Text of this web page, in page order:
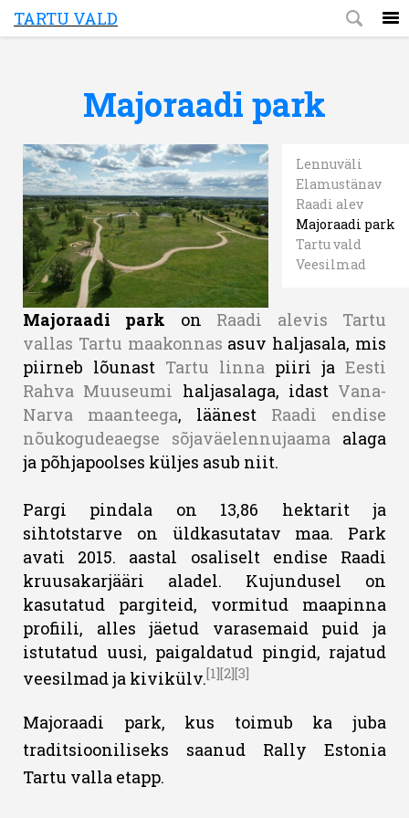
TARTU VALD
Majoraadi park
Lennuväli
Elamustänav
Raadi alev
Majoraadi park
Tartu vald
Veesilmad
Majoraadi park on Raadi alevis
Tartu
vallas Tartu maakonnas asuv haljasala, mis
piirneb lõunast Tartu linna piiri ja Eesti
Rahva Muuseumi haljasalaga, idast Vana-
Narva maanteega, läänest Raadi endise
nõukogudeaegse sõjaväelennujaama alaga
ja põhjapoolses küljes asub niit.
Pargi pindala on 13,86 hektarit ja
sihtotstarve on üldkasutatav maa. Park
avati 2015. aastal osaliselt endise Raadi
kruusakarjääri aladel. Kujundusel on
kasutatud pargiteid, vormitud maapinna
profiili, alles jäetud varasemaid puid ja
istutatud uusi, paigaldatud pingid, rajatud
veesilmad ja kivikülv.[1][2][3]
Majoraadi park, kus toimub ka juba
traditsiooniliseks saanud Rally Estonia
Tartu valla etapp.